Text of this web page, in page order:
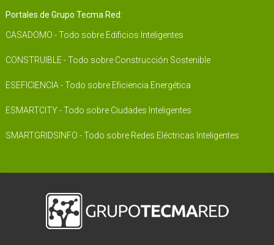
Portales de Grupo Tecma Red:
CASADOMO - Todo sobre Edificios Inteligentes
CONSTRUIBLE - Todo sobre Construcción Sostenible
ESEFICIENCIA - Todo sobre Eficiencia Energética
ESMARTCITY - Todo sobre Ciudades Inteligentes
SMARTGRIDSINFO - Todo sobre Redes Eléctricas Inteligentes